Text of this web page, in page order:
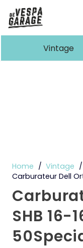
de
Vintage
Home / Vintage /
Carburateur Dell
SHB 16-